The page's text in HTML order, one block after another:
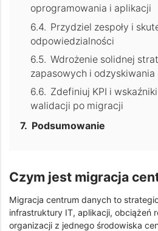
oprogramowania i aplikacji
Przydziel zespoły i
odpowiedzialności
Wdrożenie solidnej
zapasowych i odzyskiwania
Zdefiniuj KPI i
walidacji po migracji
Podsumowanie
Czym jest migracja
Migracja centrum danych to
infrastruktury IT, aplikacji, obciążeń
organizacji z jednego środowiska